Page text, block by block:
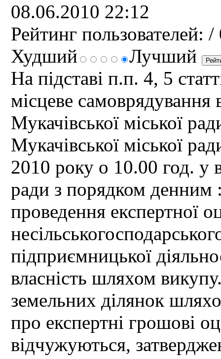
08.06.2010 22:12
Рейтинг пользователей: /
Худший
Лучший
На підставі п.п. 4, 5
місцеве самоврядування
Мукачівської міської
Мукачівської міської
2010 року о 10.00 год. у
ради з порядком денним
проведення експертної
підприємницької
власність шляхом
земельних ділянок
про експертні грошові
відчужуються,